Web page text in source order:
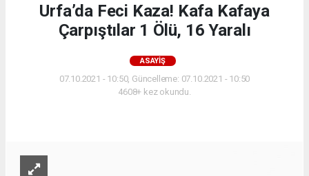
Urfa’da Feci Kaza! Kafa Kafaya
Çarpıştılar 1 Ölü, 16 Yaralı
ASAYIŞ
07.10.2021 - 10:50, Güncelleme: 07.10.2021 - 10:50
4608+ kez okundu.